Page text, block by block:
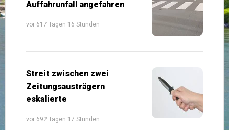
Auffahrunfall angefahren
vor 617 Tagen 16 Stunden
Streit zwischen zwei
Zeitungsausträgern
eskalierte
vor 692 Tagen 17 Stunden